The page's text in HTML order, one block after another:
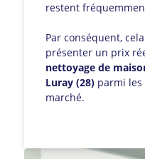
restent
Par conséquent,
présenter un prix
nettoyage de
Luray (28) parmi
marché.